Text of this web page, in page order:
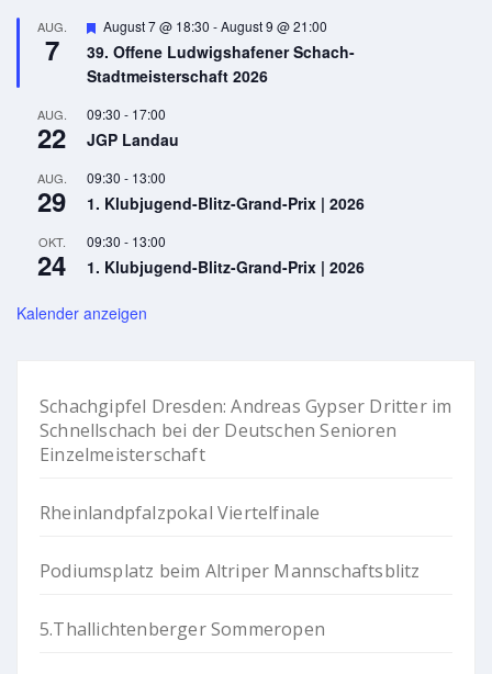
AUG.
7
Hervorgehoben
August 7 @ 18:30 -August 9 @ 21:00
39. Offene Ludwigshafener Schach-
Stadtmeisterschaft 2026
AUG.
22
09:30 - 17:00
JGP Landau
AUG.
29
09:30 - 13:00
1. Klubjugend-Blitz-Grand-Prix | 2026
OKT.
24
09:30 - 13:00
1. Klubjugend-Blitz-Grand-Prix | 2026
Kalender anzeigen
Schachgipfel Dresden: Andreas Gypser Dritter im
Schnellschach bei der Deutschen Senioren
Einzelmeisterschaft
Rheinlandpfalzpokal Viertelfinale
Podiumsplatz beim Altriper Mannschaftsblitz
5.Thallichtenberger Sommeropen